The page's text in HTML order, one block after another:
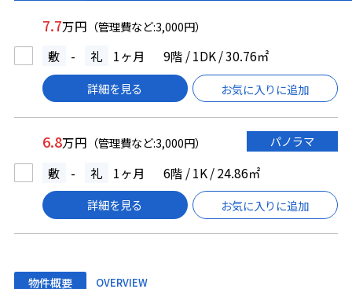
7.7万円 （管理費など:3,000円）
敷 - 礼 1ヶ月 9階 / 1DK / 30.76㎡
詳細を見る お気に入りに追加
6.8万円 （管理費など:3,000円） パノラマ
敷 - 礼 1ヶ月 6階 / 1K / 24.86㎡
詳細を見る お気に入りに追加
物件概要 OVERVIEW